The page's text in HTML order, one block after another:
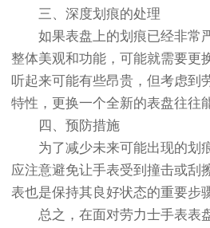
三、深度划痕的处理
如果表盘上的划痕已经非常
整体美观和功能，可能就需要更
听起来可能有些昂贵，但考虑到
特性，更换一个全新的表盘往往
四、预防措施
为了减少未来可能出现的划
应注意避免让手表受到撞击或刮
表也是保持其良好状态的重要步
总之，在面对劳力士手表表盘